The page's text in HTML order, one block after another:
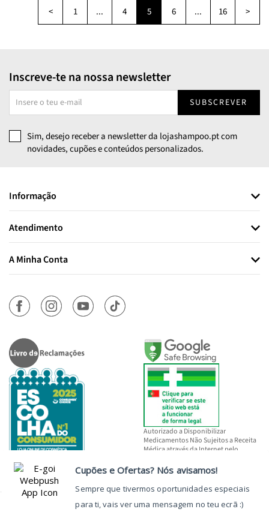
< 1 ... 4 5 6 ... 16 >
Inscreve-te na nossa newsletter
SUBSCREVER
Sim, desejo receber a newsletter da lojashampoo.pt com
novidades, cupões e conteúdos personalizados.
Informação
Atendimento
A Minha Conta
Autorizado a Disponibilizar
Medicamentos Não Sujeitos a Receita
Médica através da Internet pelo